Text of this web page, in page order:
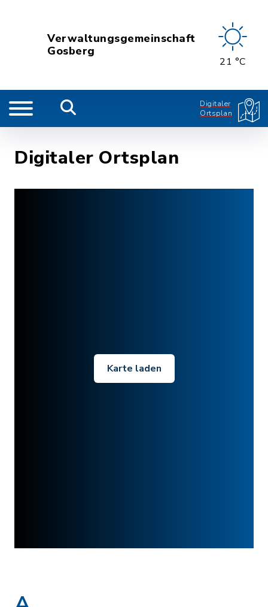
Verwaltungsgemeinschaft
Gosberg
21 °C
Digitaler
Ortsplan
Digitaler Ortsplan
Karte laden